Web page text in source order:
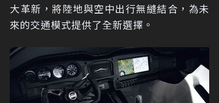
大革新，將陸地與空中出行無縫結合，為未
來的交通模式提供了全新選擇。